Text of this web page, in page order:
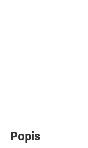
Popis